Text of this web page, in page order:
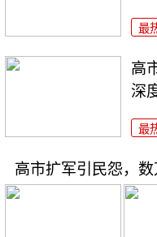
最
高
深
最
高市扩军引民怨，